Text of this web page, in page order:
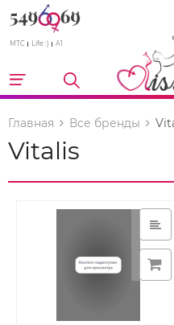
МТС Life :) A1
Главная Все бренды
Vitalis